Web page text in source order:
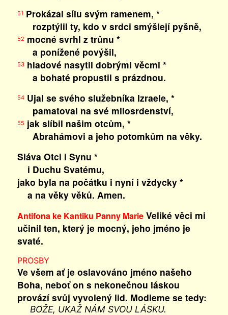
51 Prokázal sílu svým ramenem, *
rozptýlil ty, kdo v srdci smýšlejí pyšně,
52 mocné svrhl z trůnu *
a ponížené povýšil,
53hladové nasytil dobrými věcmi *
a bohaté propustil s prázdnou.
54Ujal se svého služebníka Izraele, *
pamatoval na své milosrdenství,
55 jak slíbil našim otcům, *
Abrahámovi a jeho potomkům na věky.
Sláva Otci i Synu *
i Duchu Svatému,
jako byla na počátku i nyní i vždycky *
a na věky věků. Amen.
Antifona ke Kantiku Panny Marie Veliké věci mi
učinil ten, který je mocný, jeho jméno je
svaté.
PROSBY
Ve všem ať je oslavováno jméno našeho
Boha, neboť on s nekonečnou láskou
provází svůj vyvolený lid. Modleme se tedy:
BOŽE, UKAŽ NÁM SVOU LÁSKU.